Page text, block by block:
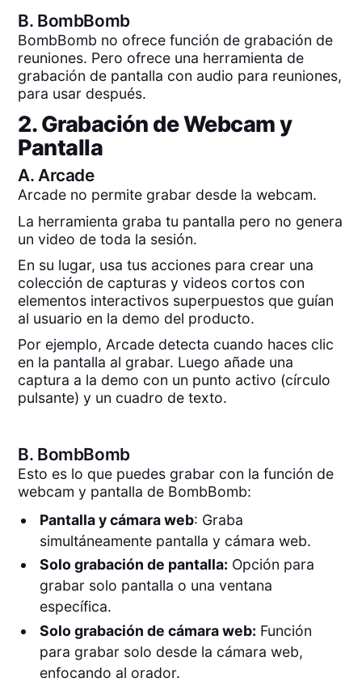
B. BombBomb
BombBomb no ofrece función de grabación de
reuniones. Pero ofrece una herramienta de
grabación de pantalla con audio para reuniones,
para usar después.
2. Grabación de Webcam y
Pantalla
A.Arcade
Arcade no permite grabar desde la webcam.
La herramienta graba tu pantalla pero no genera
un video de toda la sesión.
En su lugar, usa tus acciones para crear una
colección de capturas y videos cortos con
elementos interactivos superpuestos que guían
al usuario en la demo del producto.
Por ejemplo, Arcade detecta cuando haces clic
en la pantalla al grabar. Luego añade una
captura a la demo con un punto activo (círculo
pulsante) y un cuadro de texto.
B. BombBomb
Esto es lo que puedes grabar con la función de
webcam y pantalla de BombBomb:
Pantalla y cámara web: Graba
simultáneamente pantalla y cámara web.
Solo grabación de pantalla: Opción para
grabar solo pantalla o una ventana
específica.
Solo grabación de cámara web: Función
para grabar solo desde la cámara web,
enfocando al orador.